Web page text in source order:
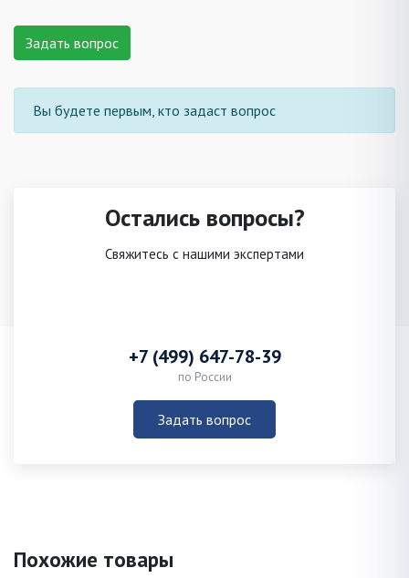
Задать вопрос
Вы будете первым, кто задаст вопрос
Остались вопросы?
Свяжитесь с нашими экспертами
+7 (499) 647-78-39
по России
Задать вопрос
Похожие товары